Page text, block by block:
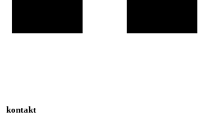
kontakt